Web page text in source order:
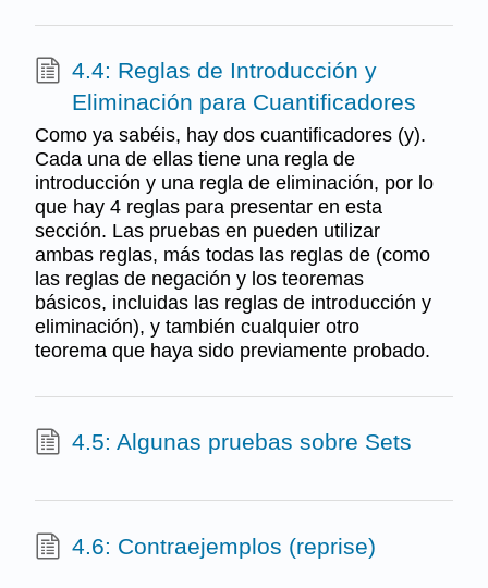
4.4: Reglas de Introducción y
Eliminación para Cuantificadores
Como ya sabéis, hay dos cuantificadores (y).
Cada una de ellas tiene una regla de
introducción y una regla de eliminación, por lo
que hay 4 reglas para presentar en esta
sección. Las pruebas en pueden utilizar
ambas reglas, más todas las reglas de (como
las reglas de negación y los teoremas
básicos, incluidas las reglas de introducción y
eliminación), y también cualquier otro
teorema que haya sido previamente probado.
4.5: Algunas pruebas sobre Sets
4.6: Contraejemplos (reprise)